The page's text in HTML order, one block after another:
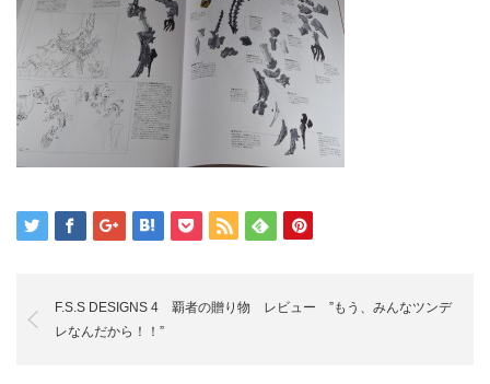
F.S.S DESIGNS 4 覇者の贈り物 レビュー ”もう、みんなツンデ
レなんだから！！”